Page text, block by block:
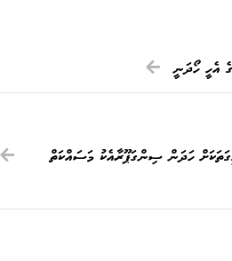
އެހީ ހޯދަނީ
ހަދަން ސިންގަޕޫރާއެކު މަސައްކަތް